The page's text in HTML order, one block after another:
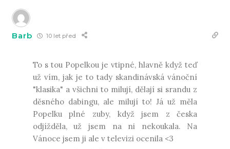
Barb 10 let před
To s tou Popelkou je vtipné, hlavně když teď
už vím, jak je to tady skandinávská vánoční
"klasika" a všichni to milují, dělají si srandu z
děsného dabingu, ale milují to! Já už měla
Popelku plné zuby, když jsem z česka
odjížděla, už jsem na ni nekoukala. Na
Vánoce jsem ji ale v televizi ocenila <3